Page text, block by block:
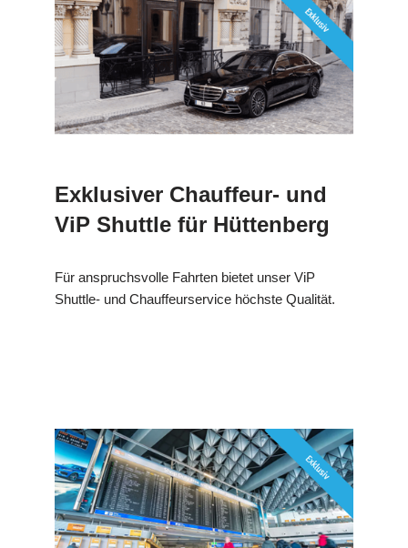
Exklusiver Chauffeur- und
ViP Shuttle für Hüttenberg
Für anspruchsvolle Fahrten bietet unser ViP
Shuttle- und Chauffeurservice höchste Qualität.